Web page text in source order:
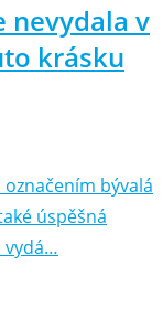
nevydala v
krásku
bývalá
úspěšná
vydá…